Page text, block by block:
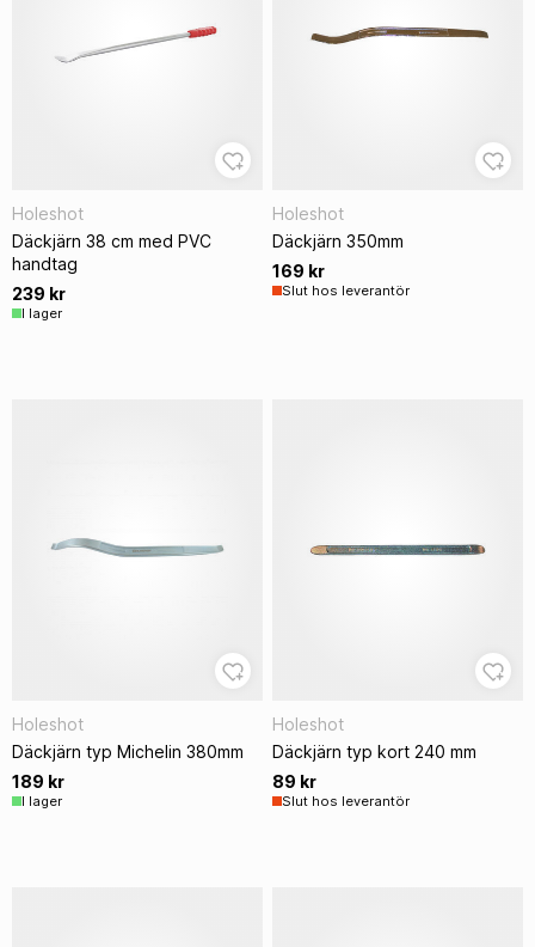
Holeshot
Däckjärn 38 cm med PVC
handtag
239 kr
I lager
Holeshot
Däckjärn 350mm
169 kr
Slut hos leverantör
Holeshot
Däckjärn typ Michelin 380mm
189 kr
I lager
Holeshot
Däckjärn typ kort 240 mm
89 kr
Slut hos leverantör